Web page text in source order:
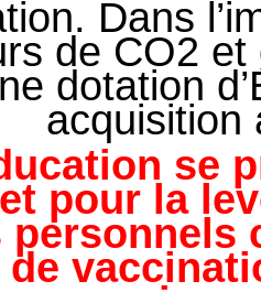
Dans
de CO2 et
dotation
acquisition
se
pour la
personnels
de